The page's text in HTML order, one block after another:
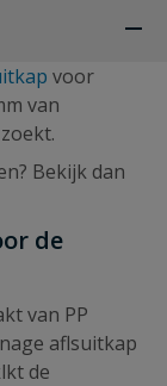
voor
van
Bekijk dan
de
van PP
aflsuitkap
de